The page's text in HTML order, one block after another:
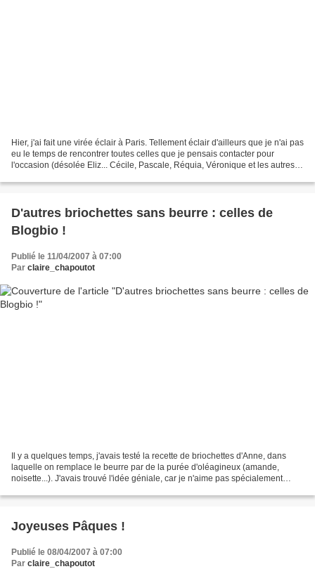
Hier, j'ai fait une virée éclair à Paris. Tellement éclair d'ailleurs que je n'ai pas
eu le temps de rencontrer toutes celles que je pensais contacter pour
l'occasion (désolée Eliz... Cécile, Pascale, Réquia, Véronique et les autres !).
D'autres briochettes sans beurre : celles de
Blogbio !
Publié le 11/04/2007 à 07:00
Par claire_chapoutot
Il y a quelques temps, j'avais testé la recette de briochettes d'Anne, dans
laquelle on remplace le beurre par de la purée d'oléagineux (amande,
noisette...). J'avais trouvé l'idée géniale, car je n'aime pas spécialement
Joyeuses Pâques !
Publié le 08/04/2007 à 07:00
Par claire_chapoutot